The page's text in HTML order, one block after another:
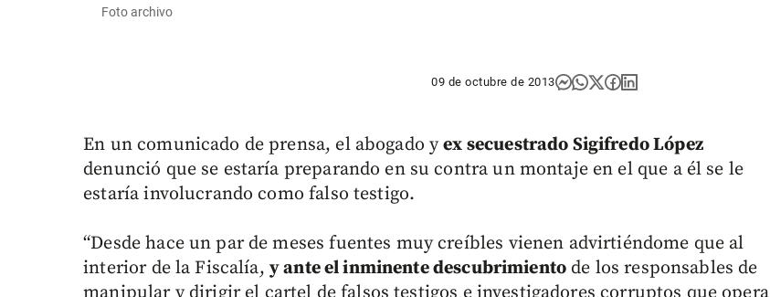
Foto archivo
09 de octubre de 2013
En un comunicado de prensa, el abogado yex secuestrado Sigifredo López
denunció que se estaría preparando en su contra un montaje en el que a él se le
estaría involucrando como falso testigo.
“Desde hace un par de meses fuentes muy creíbles vienen advirtiéndome que al
interior de la Fiscalía, y ante el inminente descubrimiento de los responsables de